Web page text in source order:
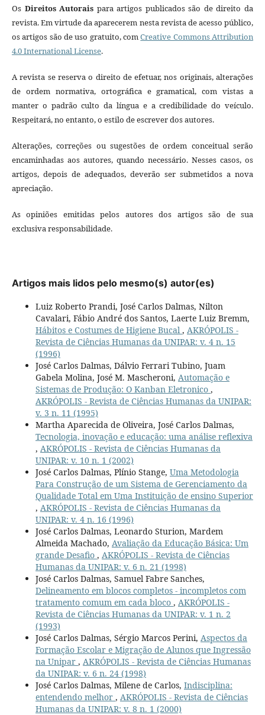
Os Direitos Autorais para artigos publicados são de direito da
revista. Em virtude da aparecerem nesta revista de acesso público,
os artigos são de uso gratuito, comCreative Commons Attribution
4.0 International License.
A revista se reserva o direito de efetuar, nos originais, alterações
de ordem normativa, ortográfica e gramatical, com vistas a
manter o padrão culto da língua e a credibilidade do veículo.
Respeitará, no entanto, o estilo de escrever dos autores.
Alterações, correções ou sugestões de ordem conceitual serão
encaminhadas aos autores, quando necessário. Nesses casos, os
artigos, depois de adequados, deverão ser submetidos a nova
apreciação.
As opiniões emitidas pelos autores dos artigos são de sua
exclusiva responsabilidade.
Artigos mais lidos pelo mesmo(s) autor(es)
Luiz Roberto Prandi, José Carlos Dalmas, Nilton
Cavalari, Fábio André dos Santos, Laerte Luiz Bremm,
Hábitos e Costumes de Higiene Bucal , AKRÓPOLIS -
Revista de Ciências Humanas da UNIPAR: v. 4 n. 15
(1996)
José Carlos Dalmas, Dálvio Ferrari Tubino, Juam
Gabela Molina, José M. Mascheroni, Automação e
Sistemas de Produção: O Kanban Eletronico ,
AKRÓPOLIS - Revista de Ciências Humanas da UNIPAR:
v. 3 n. 11 (1995)
Martha Aparecida de Oliveira, José Carlos Dalmas,
Tecnologia, inovação e educação: uma análise reflexiva
, AKRÓPOLIS - Revista de Ciências Humanas da
UNIPAR: v. 10 n. 1 (2002)
José Carlos Dalmas, Plínio Stange, Uma Metodologia
Para Construção de um Sistema de Gerenciamento da
Qualidade Total em Uma Instituição de ensino Superior
, AKRÓPOLIS - Revista de Ciências Humanas da
UNIPAR: v. 4 n. 16 (1996)
José Carlos Dalmas, Leonardo Sturion, Mardem
Almeida Machado, Avaliação da Educação Básica: Um
grande Desafio , AKRÓPOLIS - Revista de Ciências
Humanas da UNIPAR: v. 6 n. 21 (1998)
José Carlos Dalmas, Samuel Fabre Sanches,
Delineamento em blocos completos - incompletos com
tratamento comum em cada bloco , AKRÓPOLIS -
Revista de Ciências Humanas da UNIPAR: v. 1 n. 2
(1993)
José Carlos Dalmas, Sérgio Marcos Perini, Aspectos da
Formação Escolar e Migração de Alunos que Ingressão
na Unipar , AKRÓPOLIS - Revista de Ciências Humanas
da UNIPAR: v. 6 n. 24 (1998)
José Carlos Dalmas, Milene de Carlos, Indisciplina:
entendendo melhor , AKRÓPOLIS - Revista de Ciências
Humanas da UNIPAR: v. 8 n. 1 (2000)